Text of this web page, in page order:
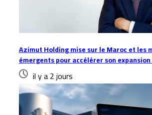
Azimut Holding mise sur le Maroc et les
émergents pour accélérer son
il y a 2 jours